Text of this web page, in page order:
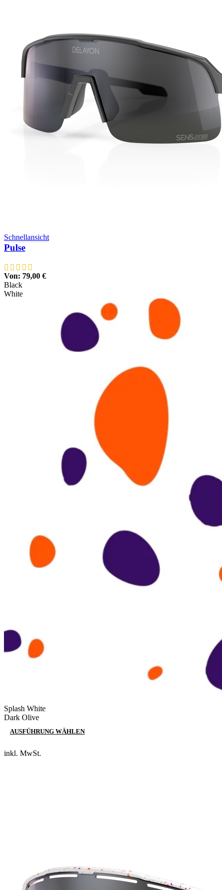
Schnellansicht
Pulse
Von: 79,00 €
Black
White
Splash White
Dark Olive
AUSFÜHRUNG WÄHLEN
inkl. MwSt.